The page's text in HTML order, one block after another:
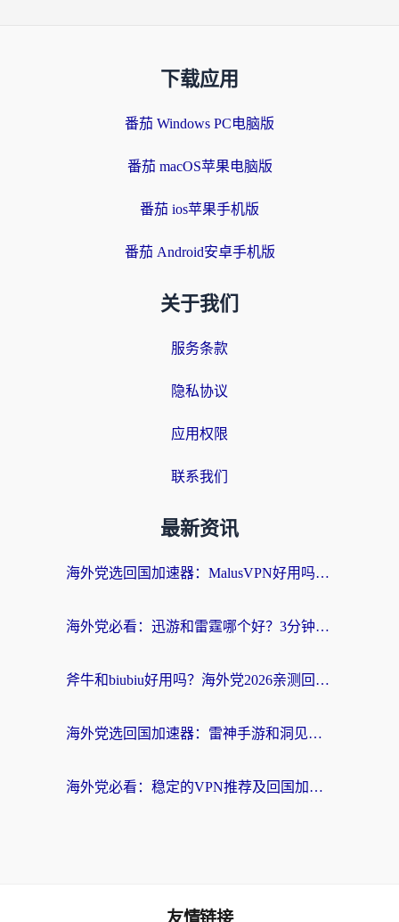
下载应用
番茄 Windows PC电脑版
番茄 macOS苹果电脑版
番茄 ios苹果手机版
番茄 Android安卓手机版
关于我们
服务条款
隐私协议
应用权限
联系我们
最新资讯
海外党选回国加速器：MalusVPN好用吗？和快帆VPN哪个好？附真实对比与避坑指南
海外党必看：迅游和雷霆哪个好？3分钟教你选对回国加速器，无缝刷国内剧玩手游
斧牛和biubiu好用吗？海外党2026亲测回国加速器指南，附番茄加速器深度体验
海外党选回国加速器：雷神手游和洞见哪个好？附iPhone免费VPN推荐及ChickCNUfunR实测
海外党必看：稳定的VPN推荐及回国加速器选择全攻略——告别地域限制，轻松刷国内资源